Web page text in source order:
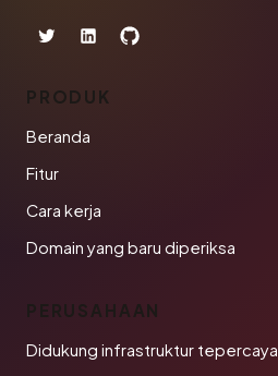
PRODUK
Beranda
Fitur
Cara kerja
Domain yang baru diperiksa
PERUSAHAAN
Didukung infrastruktur tepercaya